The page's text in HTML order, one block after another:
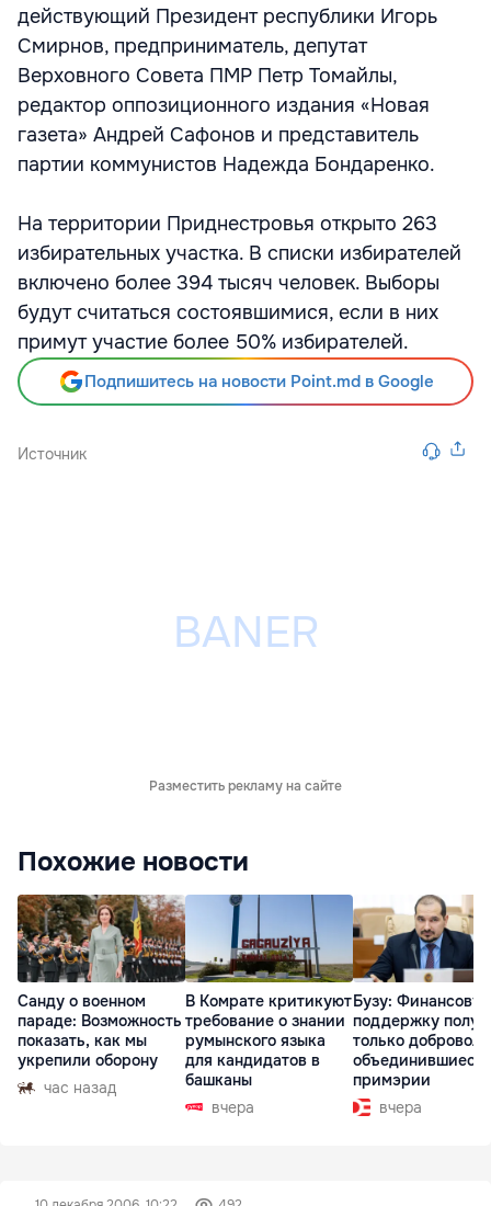
действующий Президент республики Игорь
Смирнов, предприниматель, депутат
Верховного Совета ПМР Петр Томайлы,
редактор оппозиционного издания «Новая
газета» Андрей Сафонов и представитель
партии коммунистов Надежда Бондаренко.
На территории Приднестровья открыто 263
избирательных участка. В списки избирателей
включено более 394 тысяч человек. Выборы
будут считаться состоявшимися, если в них
примут участие более 50% избирателей.
Подпишитесь на новости Point.md в Google
Источник
Разместить рекламу на сайте
Похожие новости
Санду о военном
параде: Возможность
показать, как мы
укрепили оборону
час назад
В Комрате критикуют
требование о знании
румынского языка
для кандидатов в
башканы
вчера
Бузу:
поддержку
только
объединившиеся
примэрии
вчера